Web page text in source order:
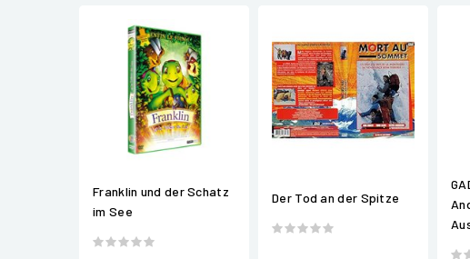
Franklin und der Schatz
im See
Der Tod an der Spitze